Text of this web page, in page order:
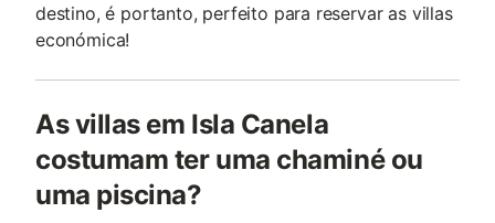
destino, é portanto, perfeito para reservar as villas
económica!
As villas em Isla Canela
costumam ter uma chaminé ou
uma piscina?